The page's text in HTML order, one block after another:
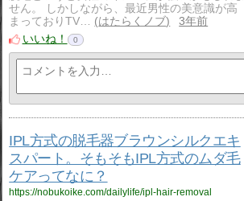
せん。 しかしながら、最近男性の美意識が高
まっておりTV…
はたらくノブ
3年前
いいね！
0
IPL方式の脱毛器ブラウンシルクエキ
スパート。そもそもIPL方式のムダ毛
ケアってなに？
https://nobukoike.com/dailylife/ipl-hair-removal